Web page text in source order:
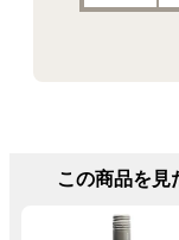
この商品を見